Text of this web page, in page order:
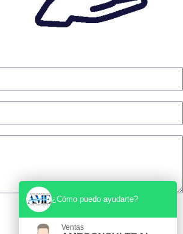
¿Cómo puedo ayudarte?
Ventas